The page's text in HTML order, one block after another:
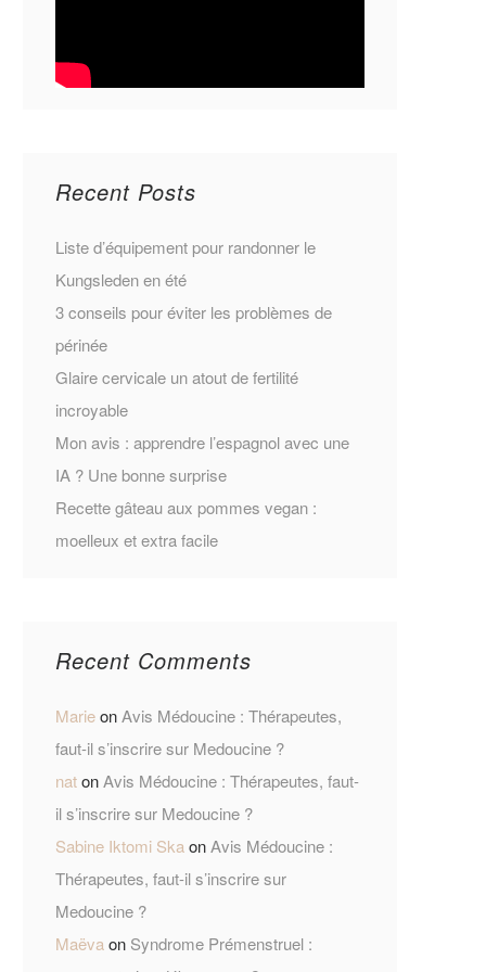
Recent Posts
Liste d’équipement pour randonner le
Kungsleden en été
3 conseils pour éviter les problèmes de
périnée
Glaire cervicale un atout de fertilité
incroyable
Mon avis : apprendre l’espagnol avec une
IA ? Une bonne surprise
Recette gâteau aux pommes vegan :
moelleux et extra facile
Recent Comments
MarieonAvis Médoucine : Thérapeutes,
faut-il s’inscrire sur Medoucine ?
natonAvis Médoucine : Thérapeutes, faut-
il s’inscrire sur Medoucine ?
Sabine Iktomi SkaonAvis Médoucine :
Thérapeutes, faut-il s’inscrire sur
Medoucine ?
Maëvaon Syndrome Prémenstruel :